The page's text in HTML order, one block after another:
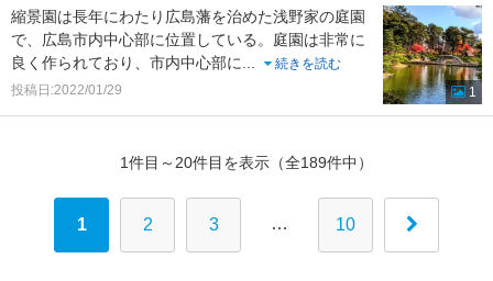
縮景園は長年にわたり広島藩を治めた浅野家の庭園
で、広島市内中心部に位置している。庭園は非常に
良く作られており、市内中心部に
続きを読む
投稿日:2022/01/29
1
1件目～20件目を表示（全189件中）
1 2 3 … 10